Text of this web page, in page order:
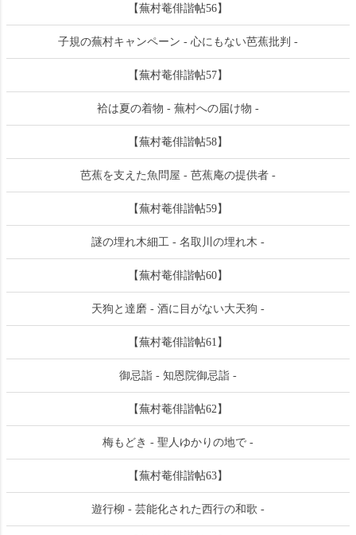
【蕪村菴俳諧帖56】
子規の蕪村キャンペーン - 心にもない芭蕉批判 -
【蕪村菴俳諧帖57】
袷は夏の着物 - 蕪村への届け物 -
【蕪村菴俳諧帖58】
芭蕉を支えた魚問屋 - 芭蕉庵の提供者 -
【蕪村菴俳諧帖59】
謎の埋れ木細工 - 名取川の埋れ木 -
【蕪村菴俳諧帖60】
天狗と達磨 - 酒に目がない大天狗 -
【蕪村菴俳諧帖61】
御忌詣 - 知恩院御忌詣 -
【蕪村菴俳諧帖62】
梅もどき - 聖人ゆかりの地で -
【蕪村菴俳諧帖63】
遊行柳 - 芸能化された西行の和歌 -